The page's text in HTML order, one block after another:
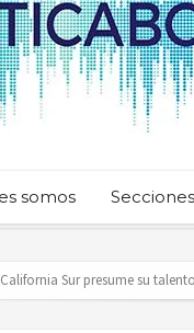
somos Secciones
públicos realizan